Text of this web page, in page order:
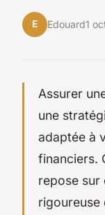
E Edouard1
Assurer
une
adaptée à
financiers.
repose sur
rigoureuse